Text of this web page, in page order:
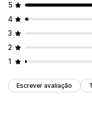
5
4
3
2
1
Escrever avaliação